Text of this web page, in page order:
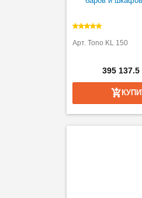
Арт. Tono KL 150
395 137.5